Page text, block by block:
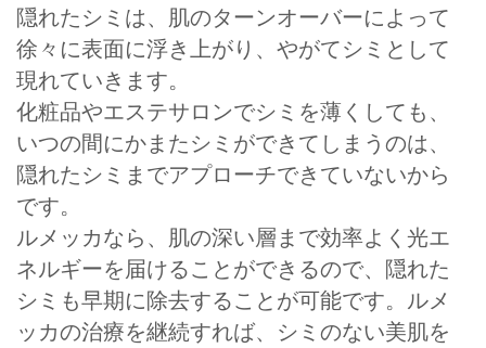
隠れたシミは、肌のターンオーバーによって
徐々に表面に浮き上がり、やがてシミとして
現れていきます。
化粧品やエステサロンでシミを薄くしても、
いつの間にかまたシミができてしまうのは、
隠れたシミまでアプローチできていないから
です。
ルメッカなら、肌の深い層まで効率よく光エ
ネルギーを届けることができるので、隠れた
シミも早期に除去することが可能です。ルメ
ッカの治療を継続すれば、シミのない美肌を